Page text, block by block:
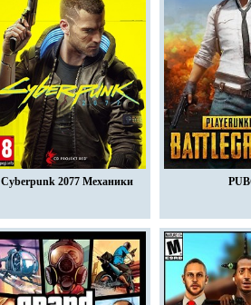
Cyberpunk 2077 Механики